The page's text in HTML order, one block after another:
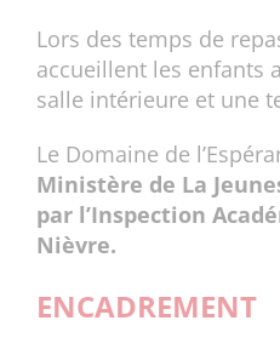
Lors des temps de
accueillent les enfants
salle intérieure et une
Le Domaine de
Ministère de La
par l’Inspection
Nièvre.
ENCADREMENT